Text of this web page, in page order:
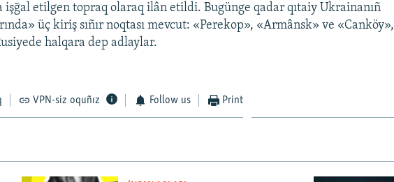
işğal etilgen topraq olaraq ilân etildi. Bugünge qadar qıtaiy Ukrainanıñ
üç kiriş sıñır noqtası mevcut: «Perekop», «Armânsk» ve «Canköy»,
halqara dep adlaylar.
VPN-siz oquñız Follow us Print